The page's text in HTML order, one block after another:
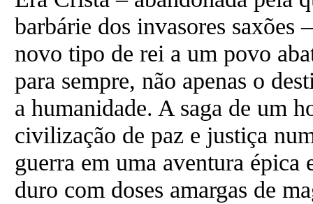
barbárie dos invasores
novo tipo de rei a um povo
para sempre, não apenas o
a humanidade. A saga de um
civilização de paz e justiça
guerra em uma aventura
duro com doses amargas de